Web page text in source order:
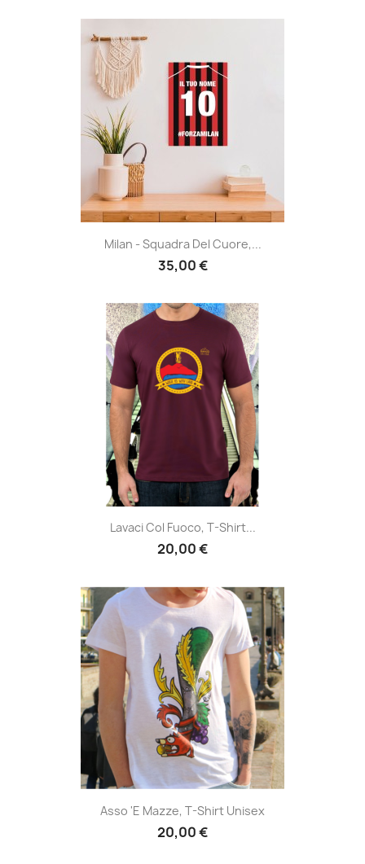
Milan - Squadra Del Cuore,...
35,00 €
Lavaci Col Fuoco, T-Shirt...
20,00 €
Asso 'e Mazze, T-Shirt Unisex
20,00 €